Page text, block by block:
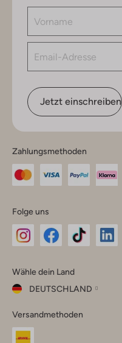
Jetzt einschreiben
Zahlungsmethoden
Folge uns
Instagram
Facebook
TikTok
Wähle dein Land
DEUTSCHLAND
dein
Land
Versandmethoden